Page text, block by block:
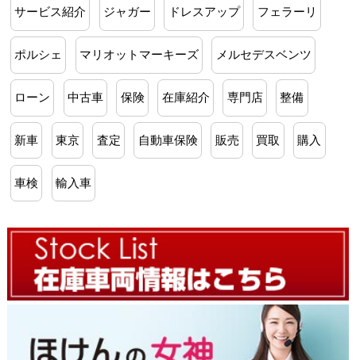
サービス紹介 ジャガー ドレスアップ フェラーリ
ポルシェ マリオットマーキーズ メルセデスベンツ
ローン 中古車 保険 在庫紹介 専門店 整備
新車 東京 査定 自動車保険 販売 買取 購入
車検 輸入車